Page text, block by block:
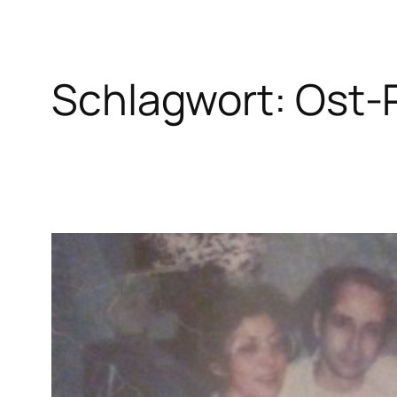
Schlagwort: Ost-